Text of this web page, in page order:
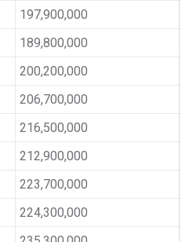
197,900,000
189,800,000
200,200,000
206,700,000
216,500,000
212,900,000
223,700,000
224,300,000